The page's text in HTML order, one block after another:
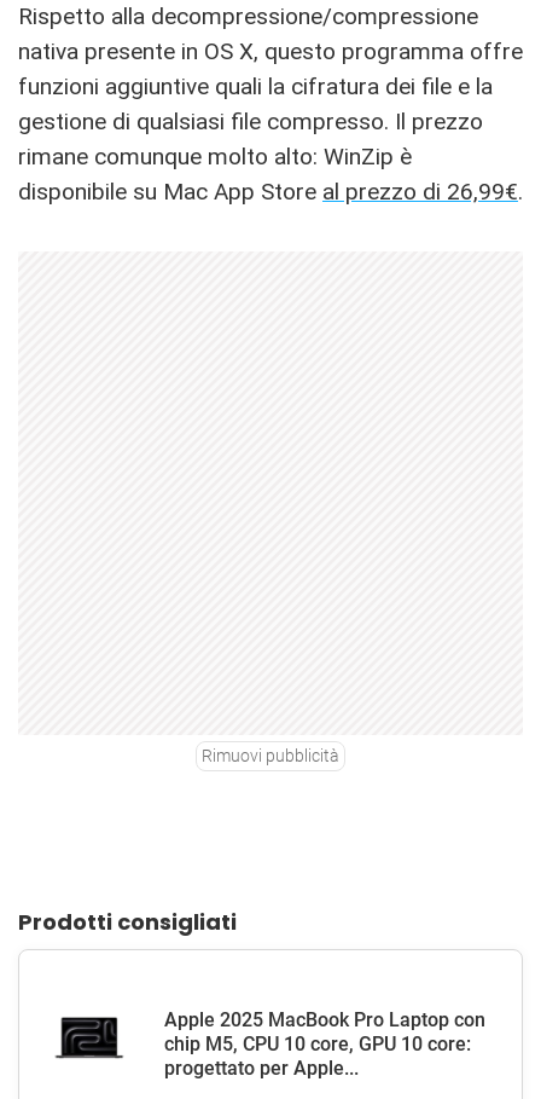
Rispetto alla decompressione/compressione
nativa presente in OS X, questo programma offre
funzioni aggiuntive quali la cifratura dei file e la
gestione di qualsiasi file compresso. Il prezzo
rimane comunque molto alto: WinZip è
disponibile su Mac App Store al prezzo di 26,99€.
Rimuovi pubblicità
Prodotti consigliati
Apple 2025 MacBook Pro Laptop con
chip M5, CPU 10 core, GPU 10 core:
progettato per Apple...